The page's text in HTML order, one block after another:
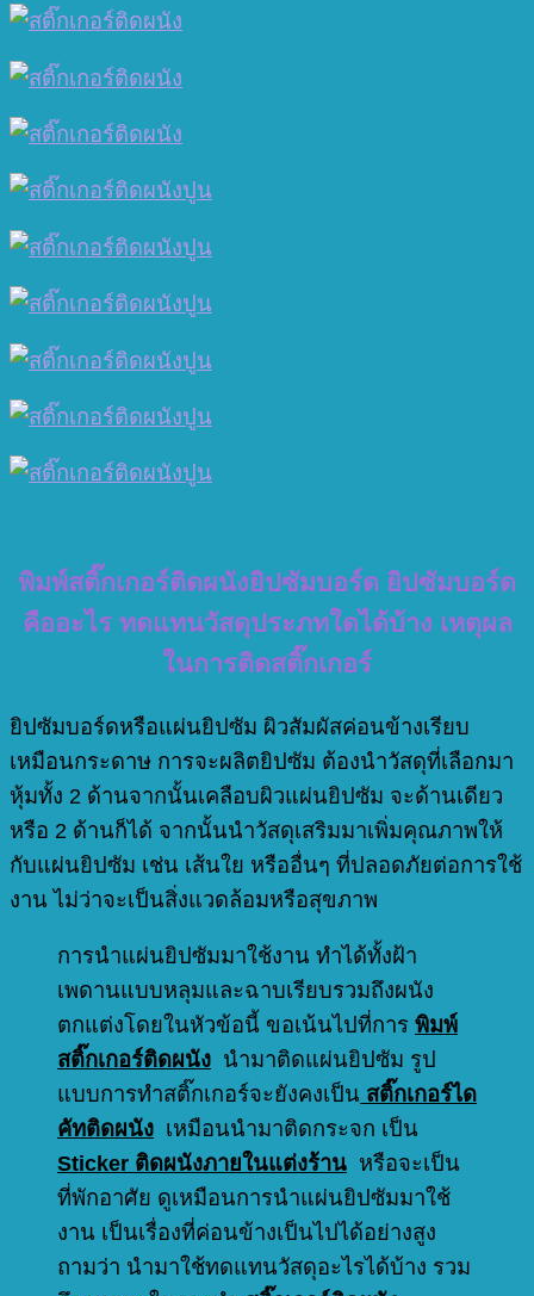
พิมพ์สติ๊กเกอร์ติดผนังยิปซัมบอร์ด ยิปซัมบอร์ด
คืออะไร ทดแทนวัสดุประภทใดได้บ้าง เหตุผล
ในการติดสติ๊กเกอร์
ยิปซัมบอร์ดหรือแผ่นยิปซัม ผิวสัมผัสค่อนข้างเรียบ
เหมือนกระดาษ การจะผลิตยิปซัม ต้องนำวัสดุที่เลือกมา
หุ้มทั้ง 2 ด้านจากนั้นเคลือบผิวแผ่นยิปซัม จะด้านเดียว
หรือ 2 ด้านก็ได้ จากนั้นนำวัสดุเสริมมาเพิ่มคุณภาพให้
กับแผ่นยิปซัม เช่น เส้นใย หรืออื่นๆ ที่ปลอดภัยต่อการใช้
งาน ไม่ว่าจะเป็นสิ่งแวดล้อมหรือสุขภาพ
การนำแผ่นยิปซัมมาใช้งาน ทำได้ทั้งฝ้า
เพดานแบบหลุมและฉาบเรียบรวมถึงผนัง
ตกแต่งโดยในหัวข้อนี้ ขอเน้นไปที่การ พิมพ์
สติ๊กเกอร์ติดผนัง นำมาติดแผ่นยิปซัม รูป
แบบการทำสติ๊กเกอร์จะยังคงเป็น สติ๊กเกอร์ได
คัทติดผนัง เหมือนนำมาติดกระจก เป็น
Sticker ติดผนังภายในแต่งร้าน หรือจะเป็น
ที่พักอาศัย ดูเหมือนการนำแผ่นยิปซัมมาใช้
งาน เป็นเรื่องที่ค่อนข้างเป็นไปได้อย่างสูง
ถามว่า นำมาใช้ทดแทนวัสดุอะไรได้บ้าง รวม